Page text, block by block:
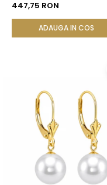
AAA+ și Aur 14K (aur 585) |
447,75 RON
ADAUGA IN COS